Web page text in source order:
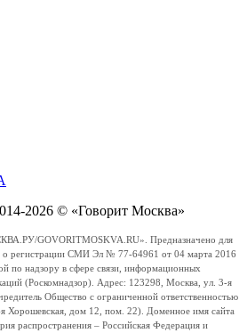
2026 © «Говорит Москва»
GOVORITMOSKVA.RU». Предназначено для
о регистрации СМИ Эл № 77-64961 от 04 марта 2016
по надзору в сфере связи, информационных
(Роскомнадзор). Адрес: 123298, Москва, ул. 3-я
Общество с ограниченной ответственностью
дом 12, пом. 22). Доменное имя сайта
распространения – Российская Федерация и